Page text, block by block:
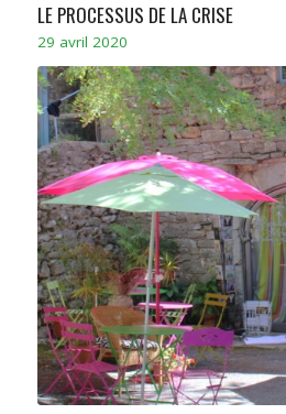
LE PROCESSUS DE LA CRISE
29 avril 2020